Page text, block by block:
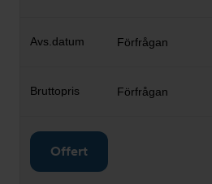
Förfrågan
Förfrågan
Offert